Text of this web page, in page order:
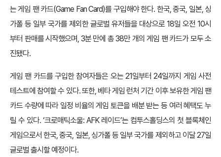
는 게임 팬 카드(Game Fan Card)를 구입해야 한다. 한국, 중국, 일본, 싱
가폴 등 일부 국가를 제외한 글로벌 유저들을 대상으로 18일 오전 10시
부터 판매를 시작했으며, 3분 만에 총 38만 개의 게임 팬 카드가 모두 소
진됐다.
게임 팬 카드를 구입한 참여자들은 오는 21일부터 24일까지 게임 사전
테스트에 참여할 수 있다. 또한, 베타 게임 런처 기간 이후 보유한 게임 팬
카드 수량에 따라 일정 비율의 게임 토큰을 배분 받는 등 여러 혜택도 누
릴 수 있다. ‘크로매틱소울: AFK 레이드’는 컴투스홀딩스의 첫 블록체인
게임으로서 한국, 중국, 일본, 싱가폴 등 일부 국가를 제외하고 이달 27일
글로벌 출시할 예정이다.